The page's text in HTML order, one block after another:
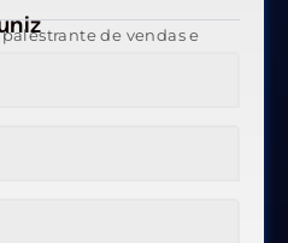
de vendas e